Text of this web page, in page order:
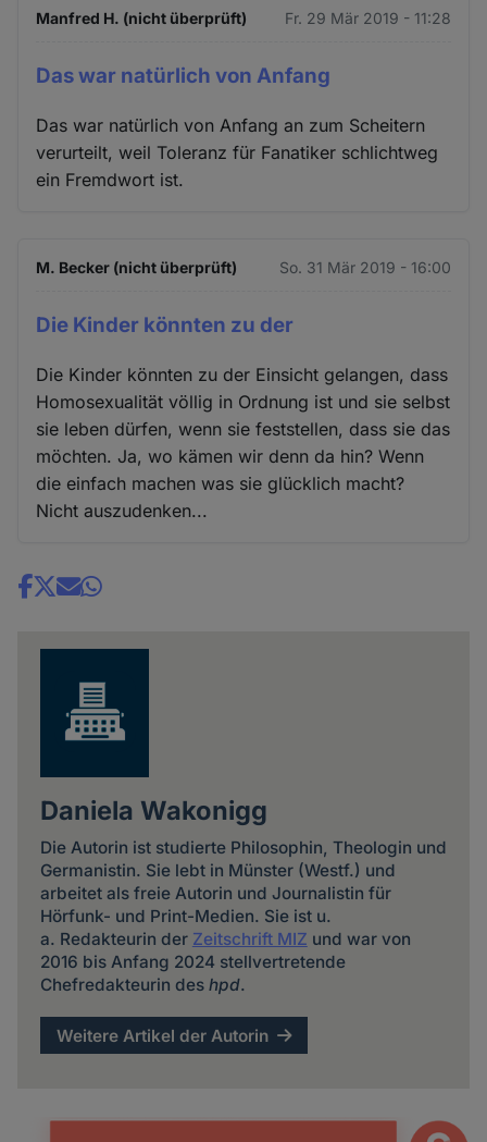
Manfred H. (nicht überprüft) Fr. 29 Mär 2019 - 11:28
Das war natürlich von Anfang
Das war natürlich von Anfang an zum Scheitern
verurteilt, weil Toleranz für Fanatiker schlichtweg
ein Fremdwort ist.
M. Becker (nicht überprüft) So. 31 Mär 2019 - 16:00
Die Kinder könnten zu der
Die Kinder könnten zu der Einsicht gelangen, dass
Homosexualität völlig in Ordnung ist und sie selbst
sie leben dürfen, wenn sie feststellen, dass sie das
möchten. Ja, wo kämen wir denn da hin? Wenn
die einfach machen was sie glücklich macht?
Nicht auszudenken...
Share
Daniela Wakonigg
Die Autorin ist studierte Philosophin, Theologin und
Germanistin. Sie lebt in Münster (Westf.) und
arbeitet als freie Autorin und Journalistin für
Hörfunk- und Print-Medien. Sie ist u.
a. Redakteurin der Zeitschrift MIZ und war von
2016 bis Anfang 2024 stellvertretende
Chefredakteurin des hpd.
Weitere Artikel der Autorin